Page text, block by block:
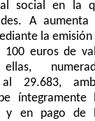
social en la
A aumenta
la emisión
100 euros de
29.683,
íntegramente
y en pago de